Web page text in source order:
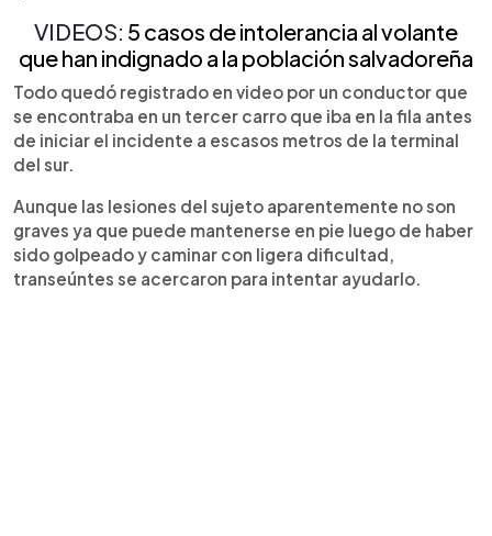
VIDEOS: 5 casos de intolerancia al volante
que han indignado a la población salvadoreña
Todo quedó registrado en video por un conductor que
se encontraba en un tercer carro que iba en la fila antes
de iniciar el incidente a escasos metros de la terminal
del sur.
Aunque las lesiones del sujeto aparentemente no son
graves ya que puede mantenerse en pie luego de haber
sido golpeado y caminar con ligera dificultad,
transeúntes se acercaron para intentar ayudarlo.